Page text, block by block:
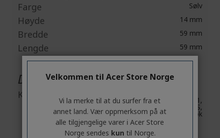
Farge Sølv
Høyde 14 mm
Bredde 59 mm
Lengde 59 mm
Diverse
Kompatibilitet Windows 10, 11,
Mac OS,
Chromebook
Velkommen til Acer Store Norge
Vi la merke til at du surfer fra et
annet land. Vær oppmerksom på at
alle tilgjengelige varer i Acer Store
Norge sendes kun til Norge.